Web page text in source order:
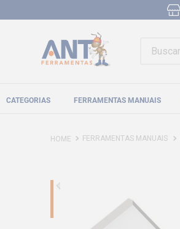
CATEGORIAS FERRAMENTAS MANUAIS
FERRAMENTAS MANUAIS